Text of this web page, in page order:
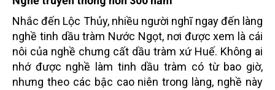
Nhắc đến Lộc Thủy, nhiều người nghĩ ngay đến làng
nghề tinh dầu tràm Nước Ngọt, nơi được xem là cái
nôi của nghề chưng cất dầu tràm xứ Huế. Không ai
nhớ được nghề làm tinh dầu tràm có từ bao giờ,
nhưng theo các bậc cao niên trong làng, nghề này